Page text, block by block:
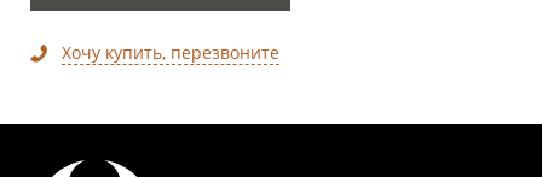
Хочу купить, перезвоните